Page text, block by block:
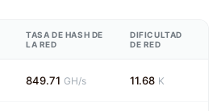
TASA DE HASH DE
LA RED
DIFICULTAD
DE RED
849.71 GH/s 11.68 K